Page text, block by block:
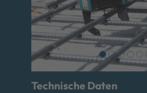
Technische Daten